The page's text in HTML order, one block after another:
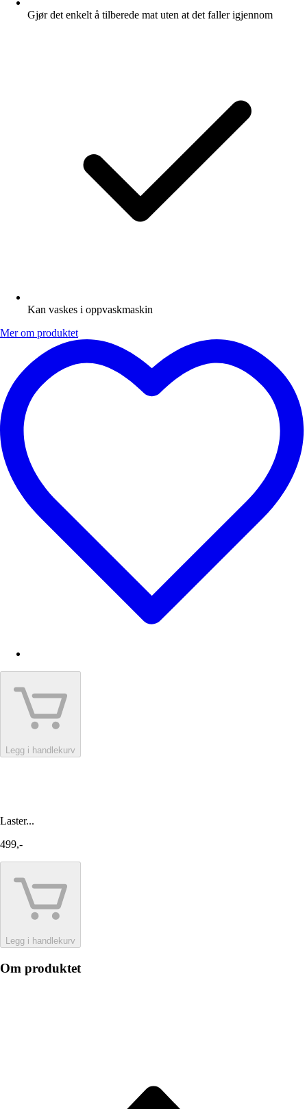
Gjør det enkelt å tilberede mat uten at det faller igjennom
Kan vaskes i oppvaskmaskin
Mer om produktet
Legg i handlekurv
Laster...
499,-
Legg i handlekurv
Om produktet